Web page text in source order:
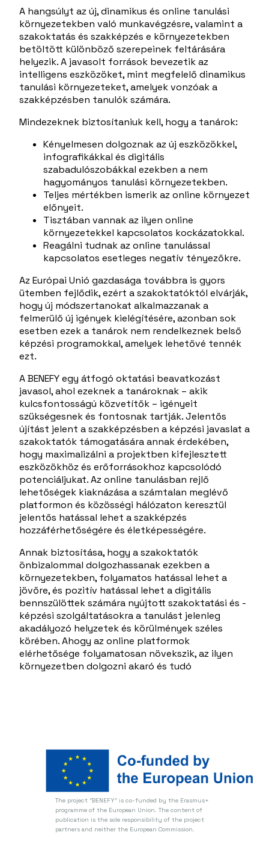
A hangsúlyt az új, dinamikus és online tanulási
környezetekben való munkavégzésre, valamint a
szakoktatás és szakképzés e környezetekben
betöltött különböző szerepeinek feltárására
helyezik. A javasolt források bevezetik az
intelligens eszközöket, mint megfelelő dinamikus
tanulási környezeteket, amelyek vonzóak a
szakképzésben tanulók számára.
Mindezeknek biztosítaniuk kell, hogy a tanárok:
Kényelmesen dolgoznak az új eszközökkel,
infografikákkal és digitális
szabadulószobákkal ezekben a nem
hagyományos tanulási környezetekben.
Teljes mértékben ismerik az online környezet
előnyeit.
Tisztában vannak az ilyen online
környezetekkel kapcsolatos kockázatokkal.
Reagálni tudnak az online tanulással
kapcsolatos esetleges negatív tényezőkre.
Az Európai Unió gazdasága továbbra is gyors
ütemben fejlődik, ezért a szakoktatóktól elvárják,
hogy új módszertanokat alkalmazzanak a
felmerülő új igények kielégítésére, azonban sok
esetben ezek a tanárok nem rendelkeznek belső
képzési programokkal, amelyek lehetővé tennék
ezt.
A BENEFY egy átfogó oktatási beavatkozást
javasol, ahol ezeknek a tanároknak – akik
kulcsfontosságú közvetítők – igényeit
szükségesnek és fontosnak tartják. Jelentős
újítást jelent a szakképzésben a képzési javaslat a
szakoktatók támogatására annak érdekében,
hogy maximalizálni a projektben kifejlesztett
eszközökhöz és erőforrásokhoz kapcsolódó
potenciáljukat. Az online tanulásban rejlő
lehetőségek kiaknázása a számtalan meglévő
platformon és közösségi hálózaton keresztül
jelentős hatással lehet a szakképzés
hozzáférhetőségére és életképességére.
Annak biztosítása, hogy a szakoktatók
önbizalommal dolgozhassanak ezekben a
környezetekben, folyamatos hatással lehet a
jövőre, és pozitív hatással lehet a digitális
bennszülöttek számára nyújtott szakoktatási és -
képzési szolgáltatásokra a tanulást jelenleg
akadályozó helyzetek és körülmények széles
körében. Ahogy az online platformok
elérhetősége folyamatosan növekszik, az ilyen
környezetben dolgozni akaró és tudó
The project "BENEFY" is co-funded by the Erasmus+
programme of the European Union. The content of
publication is the sole responsibility of the project
partners and neither the European Commission.